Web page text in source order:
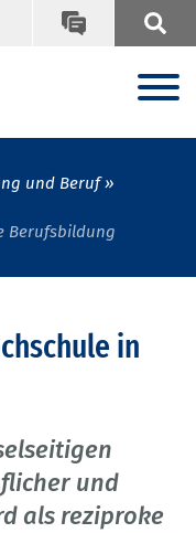
und Beruf
Berufsbildung
in
und
als reziproke